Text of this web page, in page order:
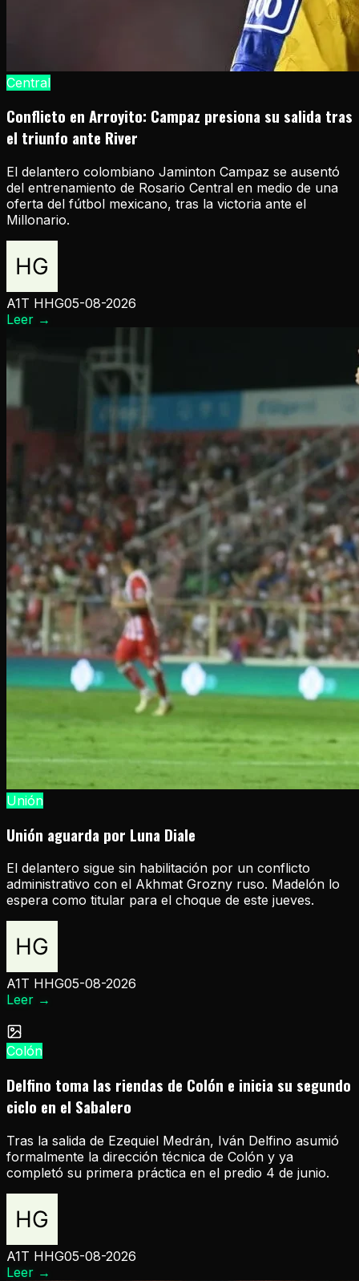
Central
Conflicto en Arroyito: Campaz presiona su salida tras
el triunfo ante River
El delantero colombiano Jaminton Campaz se ausentó
del entrenamiento de Rosario Central en medio de una
oferta del fútbol mexicano, tras la victoria ante el
Millonario.
A1T HHG05-08-2026
Leer →
Unión
Unión aguarda por Luna Diale
El delantero sigue sin habilitación por un conflicto
administrativo con el Akhmat Grozny ruso. Madelón lo
espera como titular para el choque de este jueves.
A1T HHG05-08-2026
Leer →
Colón
Delfino toma las riendas de Colón e inicia su segundo
ciclo en el Sabalero
Tras la salida de Ezequiel Medrán, Iván Delfino asumió
formalmente la dirección técnica de Colón y ya
completó su primera práctica en el predio 4 de junio.
A1T HHG05-08-2026
Leer →